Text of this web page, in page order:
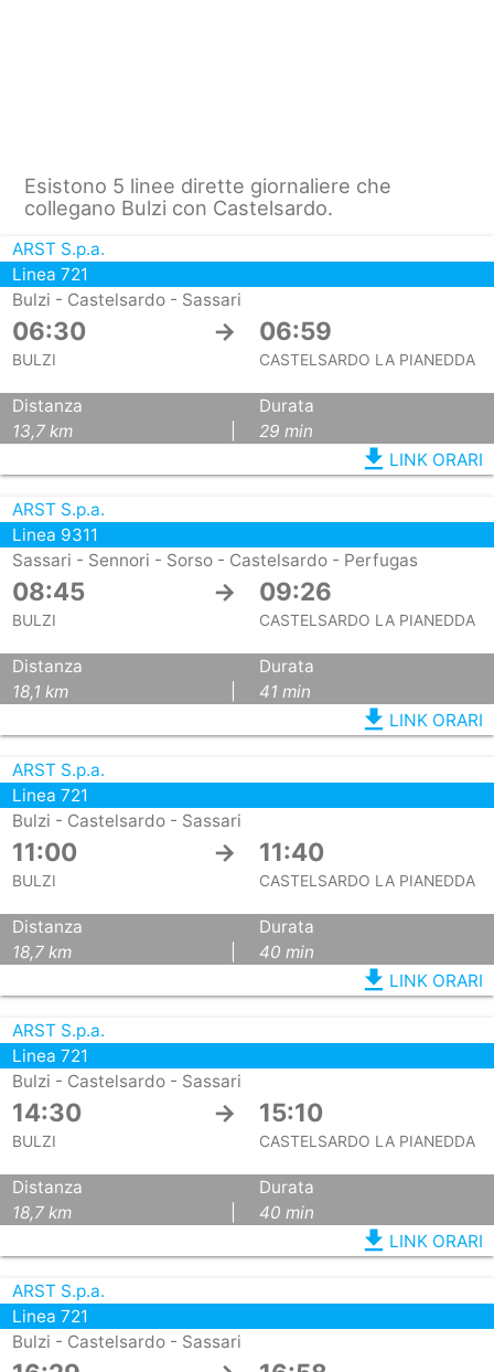
Esistono 5 linee dirette giornaliere che
collegano Bulzi con Castelsardo.
ARST S.p.a.
Linea 721
Bulzi - Castelsardo - Sassari
06:30 → 06:59
BULZI CASTELSARDO LA PIANEDDA
Distanza
13,7 km
Durata
29 min
file_download LINK ORARI
ARST S.p.a.
Linea 9311
Sassari - Sennori - Sorso - Castelsardo - Perfugas
08:45 → 09:26
BULZI CASTELSARDO LA PIANEDDA
Distanza
18,1 km
Durata
41 min
file_download LINK ORARI
ARST S.p.a.
Linea 721
Bulzi - Castelsardo - Sassari
11:00 → 11:40
BULZI CASTELSARDO LA PIANEDDA
Distanza
18,7 km
Durata
40 min
file_download LINK ORARI
ARST S.p.a.
Linea 721
Bulzi - Castelsardo - Sassari
14:30 → 15:10
BULZI CASTELSARDO LA PIANEDDA
Distanza
18,7 km
Durata
40 min
file_download LINK ORARI
ARST S.p.a.
Linea 721
Bulzi - Castelsardo - Sassari